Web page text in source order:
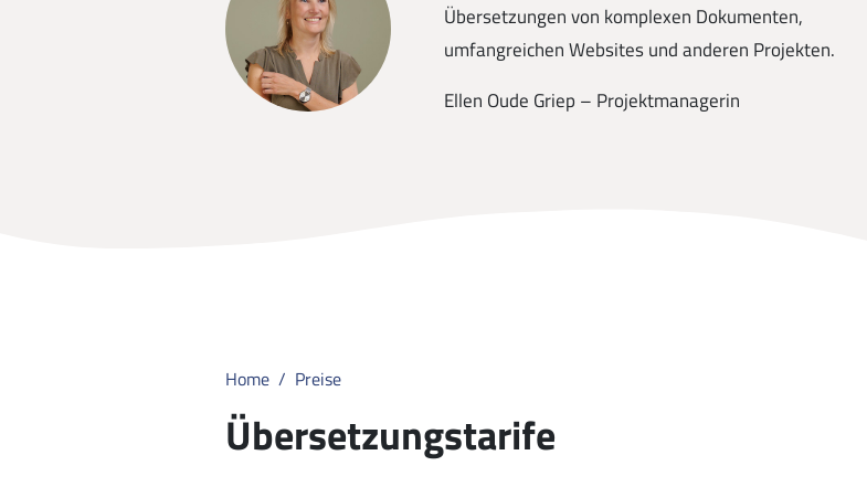
Übersetzungen von komplexen Dokumenten,
umfangreichen Websites und anderen Projekten.
Ellen Oude Griep – Projektmanagerin
Home Preise
Übersetzungstarife